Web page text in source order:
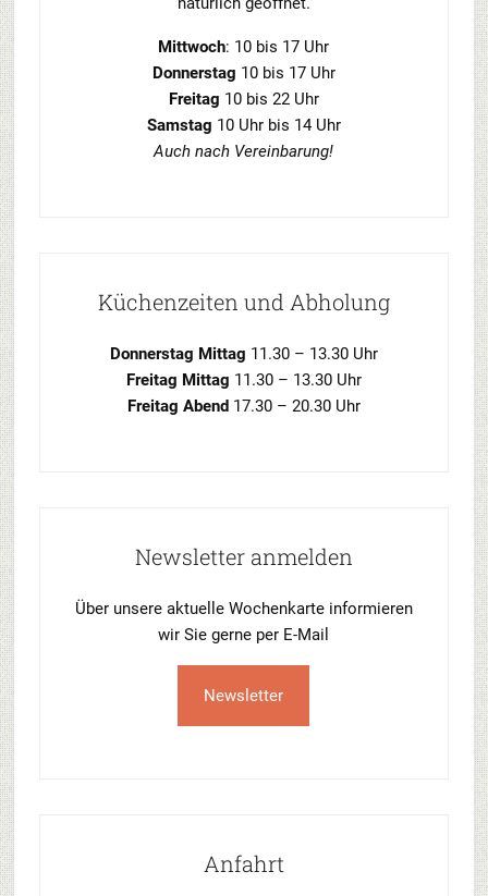
Mittwoch: 10 bis 17 Uhr
Donnerstag 10 bis 17 Uhr
Freitag 10 bis 22 Uhr
Samstag 10 Uhr bis 14 Uhr
Auch nach Vereinbarung!
Küchenzeiten und Abholung
Donnerstag Mittag 11.30 – 13.30 Uhr
Freitag Mittag 11.30 – 13.30 Uhr
Freitag Abend 17.30 – 20.30 Uhr
Newsletter anmelden
Über unsere aktuelle Wochenkarte informieren
wir Sie gerne per E-Mail
Newsletter
Anfahrt